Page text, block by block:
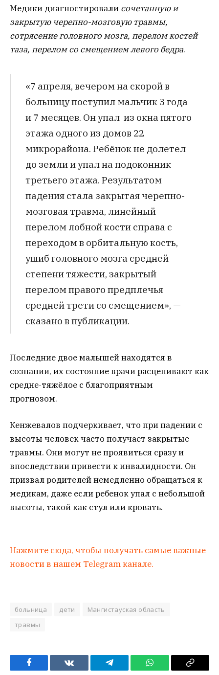
Медики диагностировали сочетанную и
закрытую черепно-мозговую травмы,
сотрясение головного мозга, перелом костей
таза, перелом со смещением левого бедра.
«7 апреля, вечером на скорой в
больницу поступил мальчик 3 года
и 7 месяцев. Он упал из окна пятого
этажа одного из домов 22
микрорайона. Ребёнок не долетел
до земли и упал на подоконник
третьего этажа. Результатом
падения стала закрытая черепно-
мозговая травма, линейный
перелом лобной кости справа с
переходом в орбитальную кость,
ушиб головного мозга средней
степени тяжести, закрытый
перелом правого предплечья
средней трети со смещением», —
сказано в публикации.
Последние двое малышей находятся в
сознании, их состояние врачи расценивают как
средне-тяжёлое с благоприятным
прогнозом.
Кенжевалов подчеркивает, что при падении с
высоты человек часто получает закрытые
травмы. Они могут не проявиться сразу и
впоследствии привести к инвалидности. Он
призвал родителей немедленно обращаться к
медикам, даже если ребенок упал с небольшой
высоты, такой как стул или кровать.
Нажмите сюда, чтобы получать самые важные
новости в нашем Telegram канале.
больница дети
Мангистауская область
травмы
Facebook VKontakteTelegram WhatsApp Copy